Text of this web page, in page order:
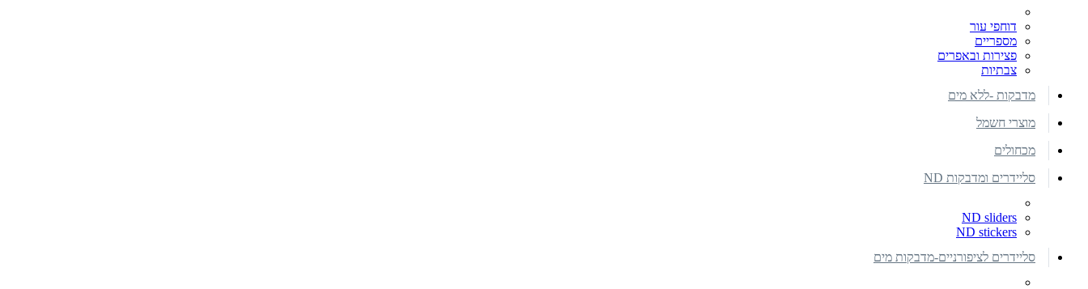
דוחפי עור
מספריים
פצירות ובאפרים
צבתיות
מדבקות -ללא מים
מוצרי חשמל
מכחולים
סליידרים ומדבקות ND
ND sliders
ND stickers
סליידרים לציפורניים-מדבקות מים